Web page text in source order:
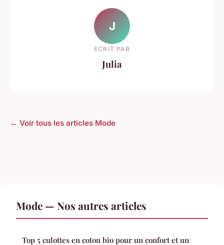
J
ECRIT PAR
Julia
← Voir tous les articles Mode
Mode — Nos autres articles
Top 5 culottes en coton bio pour un confort et un